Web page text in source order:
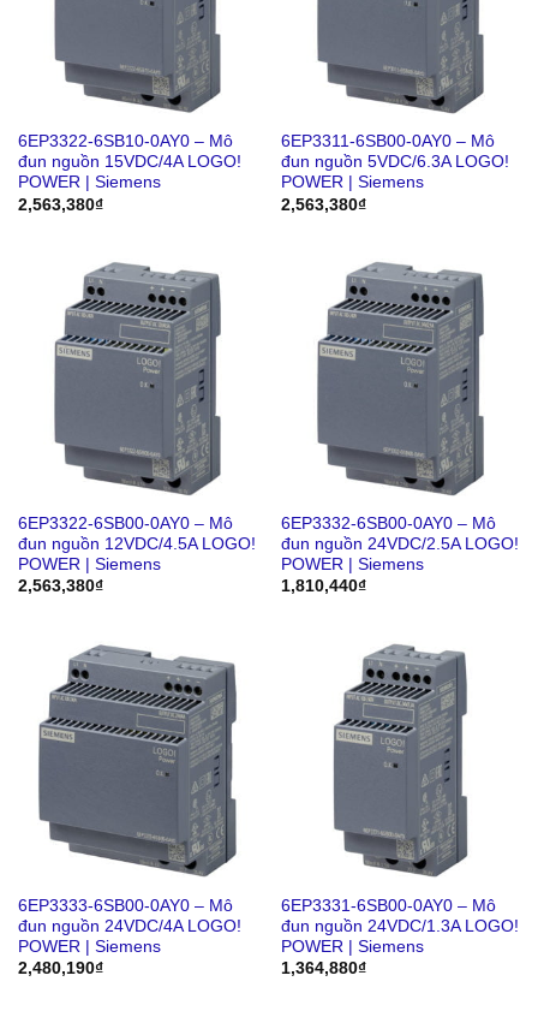
6EP3322-6SB10-0AY0 – Mô
đun nguồn 15VDC/4A LOGO!
POWER | Siemens
2,563,380₫
6EP3311-6SB00-0AY0 – Mô
đun nguồn 5VDC/6.3A LOGO!
POWER | Siemens
2,563,380₫
6EP3322-6SB00-0AY0 – Mô
đun nguồn 12VDC/4.5A LOGO!
POWER | Siemens
2,563,380₫
6EP3332-6SB00-0AY0 – Mô
đun nguồn 24VDC/2.5A LOGO!
POWER | Siemens
1,810,440₫
6EP3333-6SB00-0AY0 – Mô
đun nguồn 24VDC/4A LOGO!
POWER | Siemens
2,480,190₫
6EP3331-6SB00-0AY0 – Mô
đun nguồn 24VDC/1.3A LOGO!
POWER | Siemens
1,364,880₫